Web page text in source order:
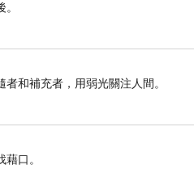
和補充者，用弱光關注人間。
口。